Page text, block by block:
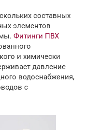
составных
элементов
Фитинги ПВХ
и химически
давление
водоснабжения,
с